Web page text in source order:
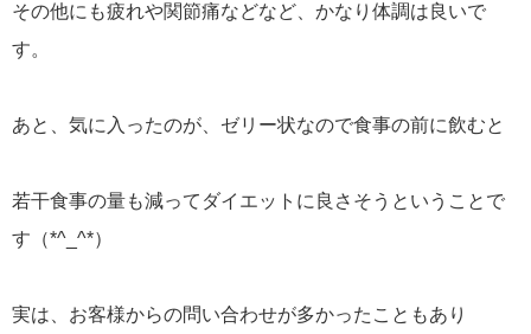
その他にも疲れや関節痛などなど、かなり体調は良いで
す。
あと、気に入ったのが、ゼリー状なので食事の前に飲むと
若干食事の量も減ってダイエットに良さそうということで
す（*^_^*）
実は、お客様からの問い合わせが多かったこともあり